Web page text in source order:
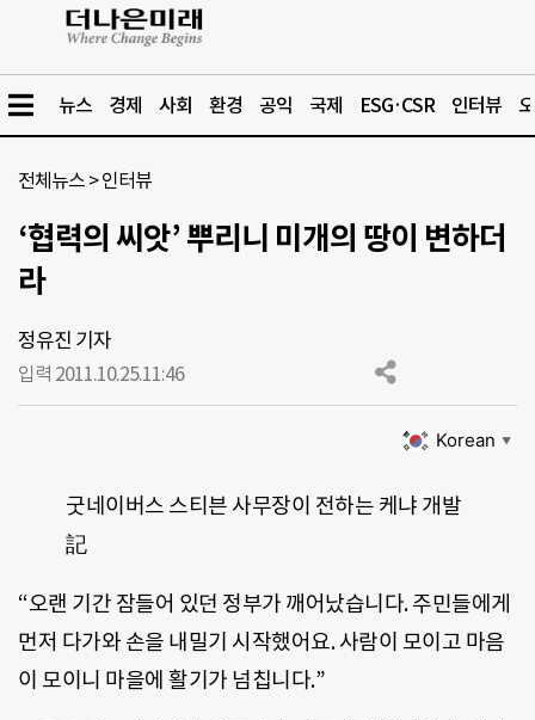
뉴스 경제 사회 환경 공익 국제 ESG·CSR 인터뷰
전체뉴스 >인터뷰
‘협력의 씨앗’ 뿌리니 미개의 땅이 변하더
라
정유진 기자
입력 2011.10.25.11:46
Korean ▼
굿네이버스 스티븐 사무장이 전하는 케냐 개발
記
“오랜 기간 잠들어 있던 정부가 깨어났습니다. 주민들에게
먼저 다가와 손을 내밀기 시작했어요. 사람이 모이고 마음
이 모이니 마을에 활기가 넘칩니다.”